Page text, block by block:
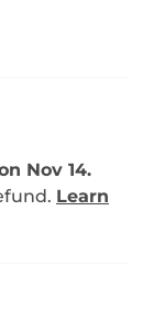
Nov 14.
Learn